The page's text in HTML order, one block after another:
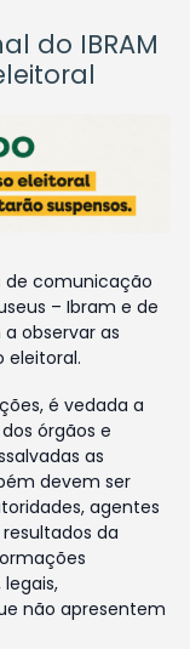
do IBRAM
de comunicação
– Ibram e de
observar as
eleitoral.
é vedada a
órgãos e
as
devem ser
agentes
da
não apresentem